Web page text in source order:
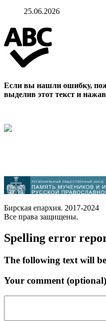
25.06.2026
Если вы нашли ошибку,
выделив этот текст и нажав
Бирская епархия. 2017-2024
Все права защищены.
Spelling error
The following text will
Your comment